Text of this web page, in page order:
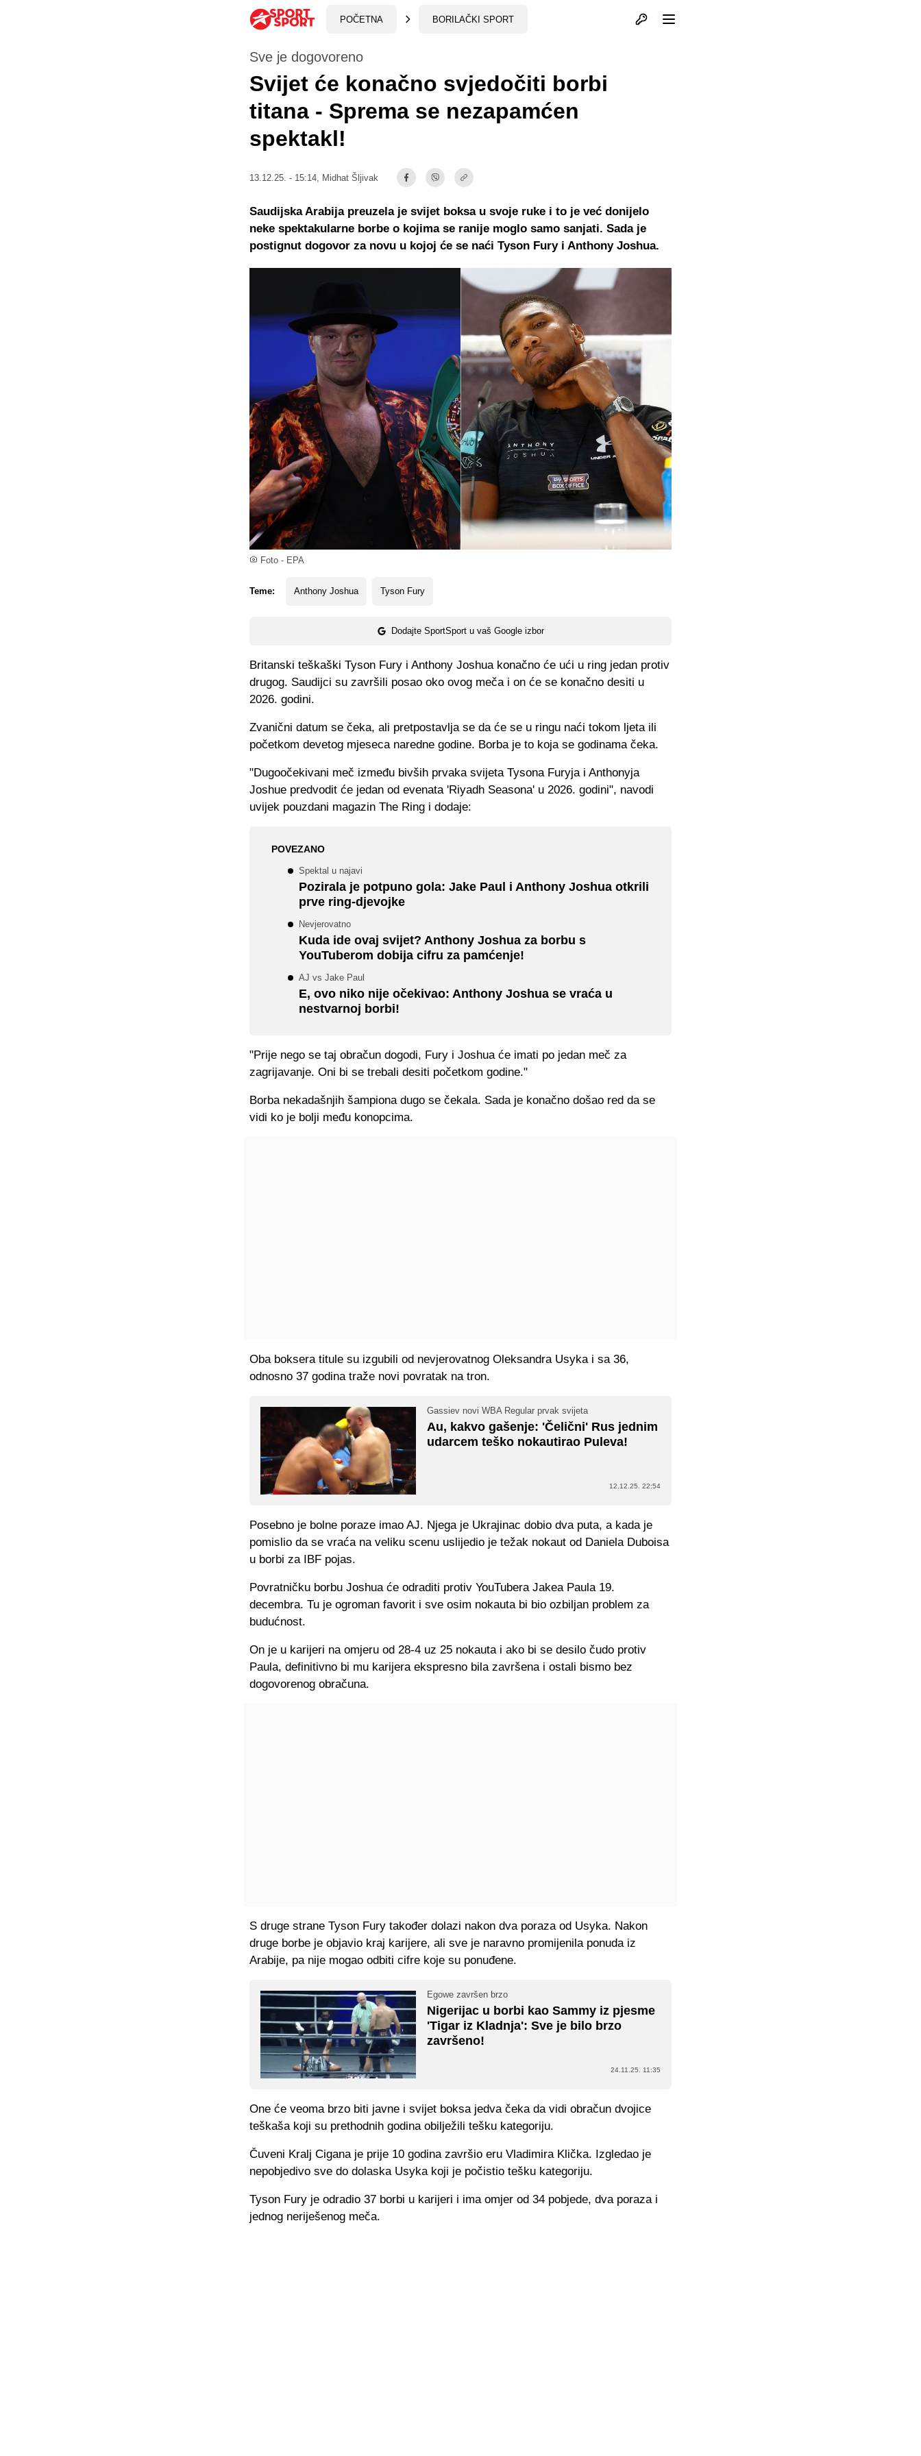
POČETNA BORILAČKI SPORT Otvori profil
Foto - EPA
Sve je dogovoreno
Svijet će konačno svjedočiti borbi
titana - Sprema se nezapamćen
spektakl!
13.12.25. - 15:14, Midhat Šljivak
Teme: Anthony Joshua Tyson Fury
Dodajte SportSport u vaš Google izbor
Saudijska Arabija preuzela je svijet boksa u svoje ruke i to je već donijelo
neke spektakularne borbe o kojima se ranije moglo samo sanjati. Sada je
postignut dogovor za novu u kojoj će se naći Tyson Fury i Anthony Joshua.
Britanski teškaški Tyson Fury i Anthony Joshua konačno će ući u ring jedan protiv
drugog. Saudijci su završili posao oko ovog meča i on će se konačno desiti u
2026. godini.
Zvanični datum se čeka, ali pretpostavlja se da će se u ringu naći tokom ljeta ili
početkom devetog mjeseca naredne godine. Borba je to koja se godinama čeka.
"Dugoočekivani meč između bivših prvaka svijeta Tysona Furyja i Anthonyja
Joshue predvodit će jedan od evenata 'Riyadh Seasona' u 2026. godini", navodi
uvijek pouzdani magazin The Ring i dodaje:
POVEZANO
Spektal u najavi
Pozirala je potpuno gola: Jake Paul i Anthony Joshua otkrili
prve ring-djevojke
Nevjerovatno
Kuda ide ovaj svijet? Anthony Joshua za borbu s
YouTuberom dobija cifru za pamćenje!
AJ vs Jake Paul
E, ovo niko nije očekivao: Anthony Joshua se vraća u
nestvarnoj borbi!
"Prije nego se taj obračun dogodi, Fury i Joshua će imati po jedan meč za
zagrijavanje. Oni bi se trebali desiti početkom godine."
Borba nekadašnjih šampiona dugo se čekala. Sada je konačno došao red da se
vidi ko je bolji među konopcima.
Oba boksera titule su izgubili od nevjerovatnog Oleksandra Usyka i sa 36,
odnosno 37 godina traže novi povratak na tron.
Gassiev novi WBA Regular prvak svijeta
Au, kakvo gašenje: 'Čelični' Rus jednim
udarcem teško nokautirao Puleva!
12.12.25. 22:54
Posebno je bolne poraze imao AJ. Njega je Ukrajinac dobio dva puta, a kada je
pomislio da se vraća na veliku scenu uslijedio je težak nokaut od Daniela Duboisa
u borbi za IBF pojas.
Povratničku borbu Joshua će odraditi protiv YouTubera Jakea Paula 19.
decembra. Tu je ogroman favorit i sve osim nokauta bi bio ozbiljan problem za
budućnost.
On je u karijeri na omjeru od 28-4 uz 25 nokauta i ako bi se desilo čudo protiv
Paula, definitivno bi mu karijera ekspresno bila završena i ostali bismo bez
dogovorenog obračuna.
S druge strane Tyson Fury također dolazi nakon dva poraza od Usyka. Nakon
druge borbe je objavio kraj karijere, ali sve je naravno promijenila ponuda iz
Arabije, pa nije mogao odbiti cifre koje su ponuđene.
Egowe završen brzo
Nigerijac u borbi kao Sammy iz pjesme
'Tigar iz Kladnja': Sve je bilo brzo
završeno!
24.11.25. 11:35
One će veoma brzo biti javne i svijet boksa jedva čeka da vidi obračun dvojice
teškaša koji su prethodnih godina obilježili tešku kategoriju.
Čuveni Kralj Cigana je prije 10 godina završio eru Vladimira Klička. Izgledao je
nepobjedivo sve do dolaska Usyka koji je počistio tešku kategoriju.
Tyson Fury je odradio 37 borbi u karijeri i ima omjer od 34 pobjede, dva poraza i
jednog neriješenog meča.